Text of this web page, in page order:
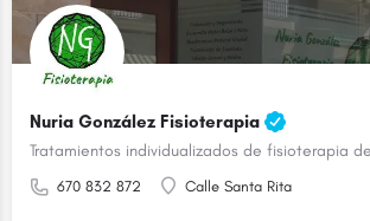
Nuria González Fisioterapia
670 832 872 Calle Santa Rita